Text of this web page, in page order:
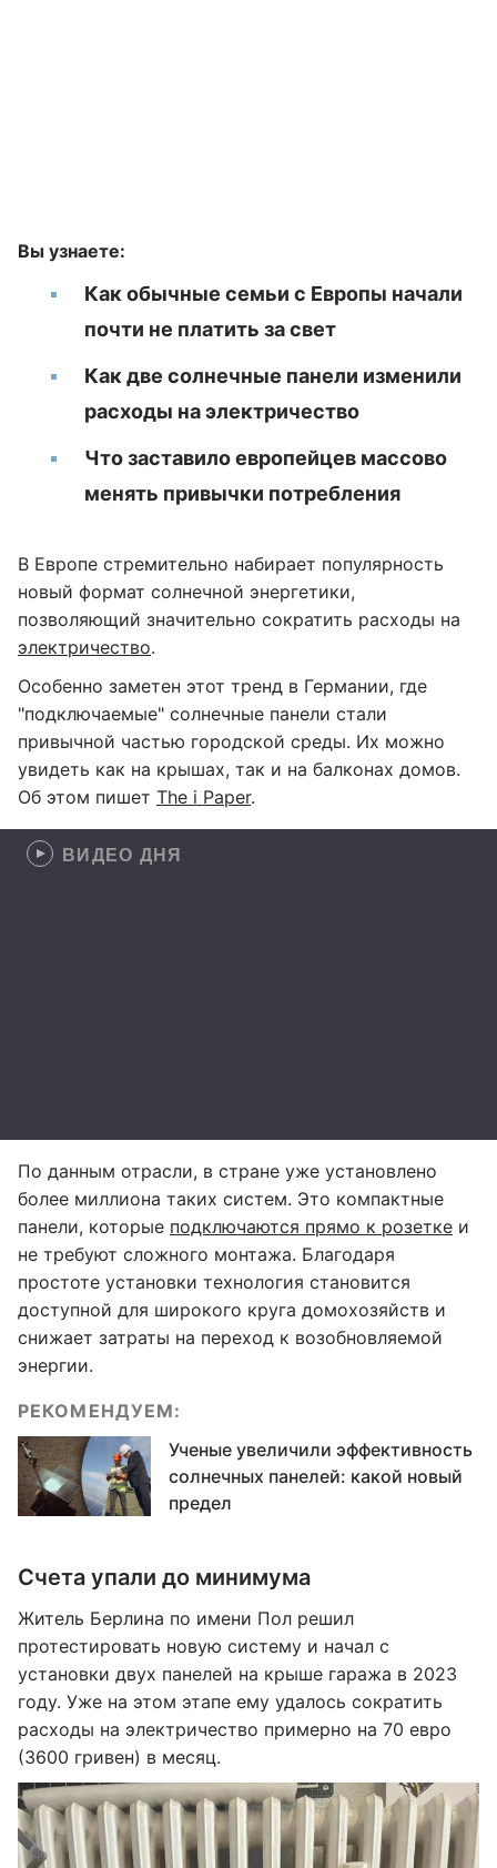
Вы узнаете:
Как обычные семьи с Европы начали
почти не платить за свет
Как две солнечные панели изменили
расходы на электричество
Что заставило европейцев массово
менять привычки потребления
В Европе стремительно набирает популярность
новый формат солнечной энергетики,
позволяющий значительно сократить расходы на
электричество.
Особенно заметен этот тренд в Германии, где
"подключаемые" солнечные панели стали
привычной частью городской среды. Их можно
увидеть как на крышах, так и на балконах домов.
Об этом пишет The i Paper.
ВИДЕО ДНЯ
По данным отрасли, в стране уже установлено
более миллиона таких систем. Это компактные
панели, которые подключаются прямо к розетке и
не требуют сложного монтажа. Благодаря
простоте установки технология становится
доступной для широкого круга домохозяйств и
снижает затраты на переход к возобновляемой
энергии.
РЕКОМЕНДУЕМ:
Ученые увеличили эффективность
солнечных панелей: какой новый
предел
Счета упали до минимума
Житель Берлина по имени Пол решил
протестировать новую систему и начал с
установки двух панелей на крыше гаража в 2023
году. Уже на этом этапе ему удалось сократить
расходы на электричество примерно на 70 евро
(3600 гривен) в месяц.